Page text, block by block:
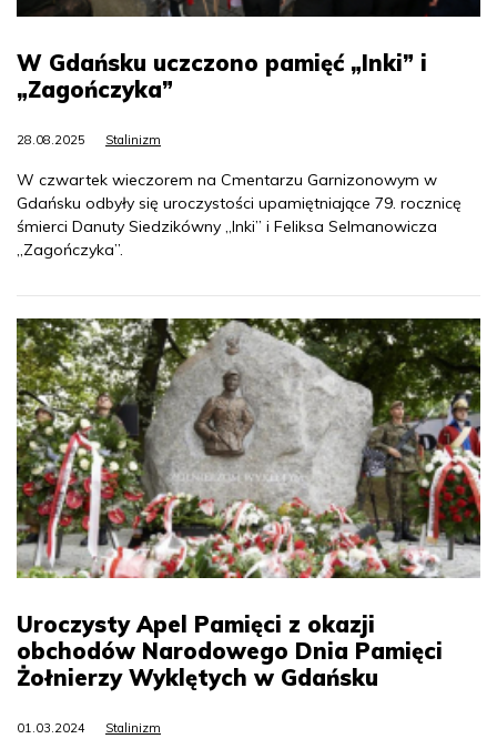
W Gdańsku uczczono pamięć „Inki” i
„Zagończyka”
28.08.2025 Stalinizm
W czwartek wieczorem na Cmentarzu Garnizonowym w
Gdańsku odbyły się uroczystości upamiętniające 79. rocznicę
śmierci Danuty Siedzikówny „Inki” i Feliksa Selmanowicza
„Zagończyka”.
Uroczysty Apel Pamięci z okazji
obchodów Narodowego Dnia Pamięci
Żołnierzy Wyklętych w Gdańsku
01.03.2024 Stalinizm